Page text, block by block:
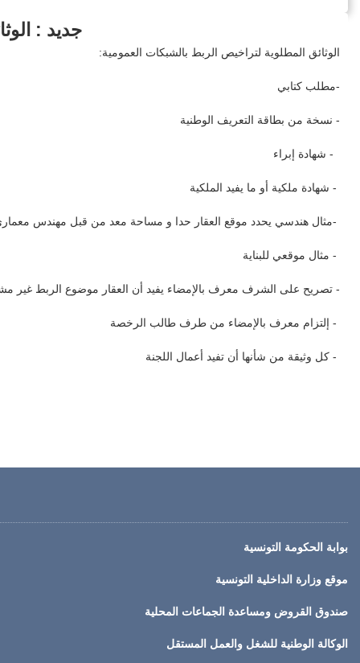
جديد :
الوثائق المطلوية لتراخيص الربط بالشبكات العمومية:
-مطلب كتابي
- نسخة من بطاقة التعريف الوطنية
- شهادة إبراء
- شهادة ملكية أو ما يفيد الملكية
-مثال هندسي يحدد موقع العقار حدا و مساحة معد من قبل مهندس
- مثال موقعي للبناية
- تصريح على الشرف معرف بالإمضاء يفيد أن العقار موضوع الربط غير
- إلتزام معرف بالإمضاء من طرف طالب الرخصة
- كل وثيقة من شأنها أن تفيد أعمال اللجنة
بوابة الحكومة التونسية
موقع وزارة الداخلية التونسية
صندوق القروض ومساعدة الجماعات المحلية
الوكالة الوطنية للشغل والعمل المستقل